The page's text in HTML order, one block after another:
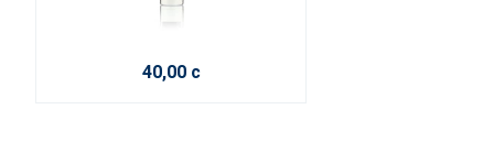
40,00 с